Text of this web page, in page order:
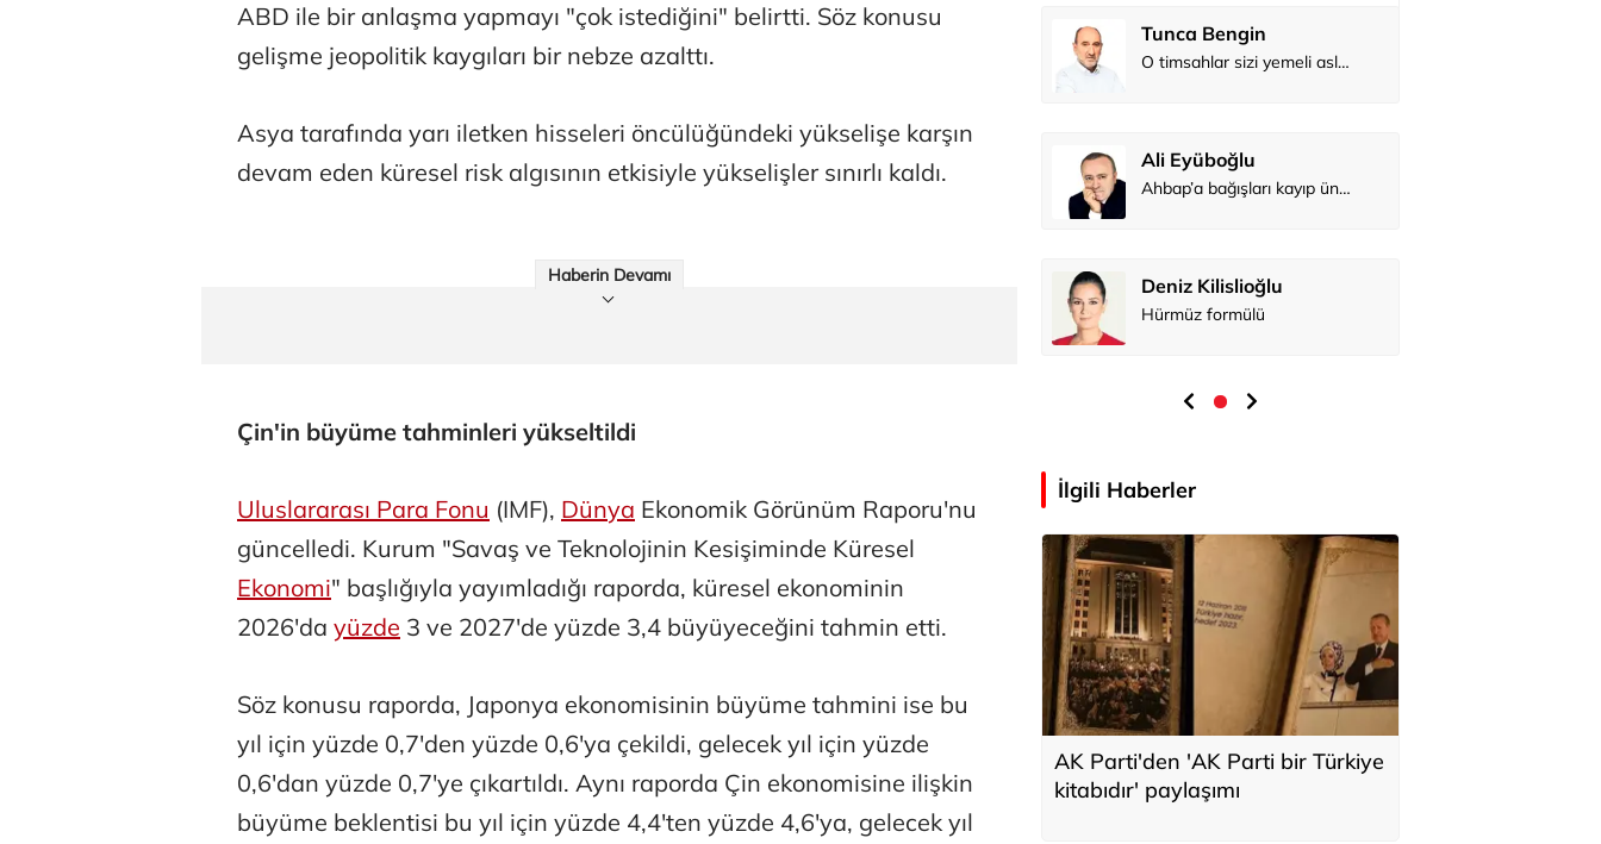
ABD ile bir anlaşma yapmayı "çok istediğini" belirtti. Söz konusu
gelişme jeopolitik kaygıları bir nebze azalttı.
Asya tarafında yarı iletken hisseleri öncülüğündeki yükselişe karşın
devam eden küresel risk algısının etkisiyle yükselişler sınırlı kaldı.
Haberin Devamı
Çin'in büyüme tahminleri yükseltildi
Uluslararası Para Fonu (IMF), Dünya Ekonomik Görünüm Raporu'nu
güncelledi. Kurum "Savaş ve Teknolojinin Kesişiminde Küresel
Ekonomi" başlığıyla yayımladığı raporda, küresel ekonominin
2026'da yüzde 3 ve 2027'de yüzde 3,4 büyüyeceğini tahmin etti.
Söz konusu raporda, Japonya ekonomisinin büyüme tahmini ise bu
yıl için yüzde 0,7'den yüzde 0,6'ya çekildi, gelecek yıl için yüzde
0,6'dan yüzde 0,7'ye çıkartıldı. Aynı raporda Çin ekonomisine ilişkin
büyüme beklentisi bu yıl için yüzde 4,4'ten yüzde 4,6'ya, gelecek yıl
Tunca Bengin
O timsahlar sizi yemeli aslında!...
Ali Eyüboğlu
Ahbap’a bağışları kayıp ünlüler var
Deniz Kilislioğlu
Tunca Bengin
Ali Eyüboğlu
Tunca Bengin
O timsahlar sizi yemeli aslında!...
Ali Eyüboğlu
Ahbap’a bağışları kayıp ünlüler var
Deniz Kilislioğlu
Hürmüz formülü
İlgili Haberler
AK Parti'den 'AK Parti bir Türkiye
kitabıdır' paylaşımı